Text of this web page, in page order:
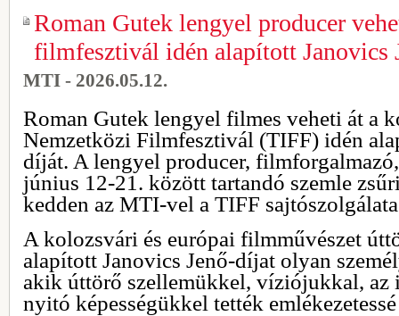
Roman Gutek lengyel producer
filmfesztivál idén alapított Janovics
MTI - 2026.05.12.
Roman Gutek lengyel filmes veheti át a
Nemzetközi Filmfesztivál (TIFF) idén
díját. A lengyel producer,
június 12-21. között tartandó szemle
kedden az MTI-vel a TIFF
A kolozsvári és európai filmművészet
alapított Janovics Jenő-díjat olyan
akik úttörő szellemükkel, víziójukkal, az
nyitó képességükkel tették